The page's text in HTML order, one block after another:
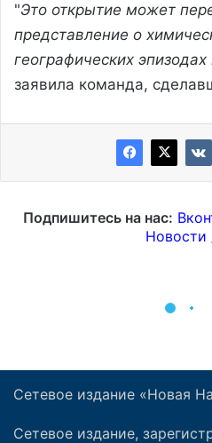
Сетевое издание «Новая
Сетевое издание,